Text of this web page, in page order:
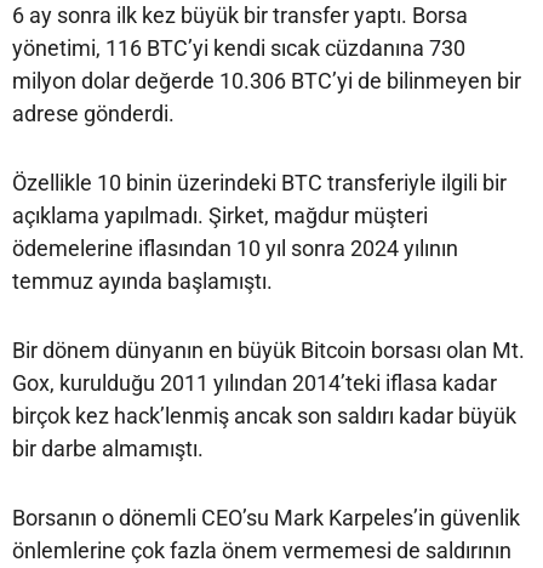
6 ay sonra ilk kez büyük bir transfer yaptı. Borsa
yönetimi, 116 BTC’yi kendi sıcak cüzdanına 730
milyon dolar değerde 10.306 BTC’yi de bilinmeyen bir
adrese gönderdi.
Özellikle 10 binin üzerindeki BTC transferiyle ilgili bir
açıklama yapılmadı. Şirket, mağdur müşteri
ödemelerine iflasından 10 yıl sonra 2024 yılının
temmuz ayında başlamıştı.
Bir dönem dünyanın en büyük Bitcoin borsası olan Mt.
Gox, kurulduğu 2011 yılından 2014’teki iflasa kadar
birçok kez hack’lenmiş ancak son saldırı kadar büyük
bir darbe almamıştı.
Borsanın o dönemli CEO’su Mark Karpeles’in güvenlik
önlemlerine çok fazla önem vermemesi de saldırının